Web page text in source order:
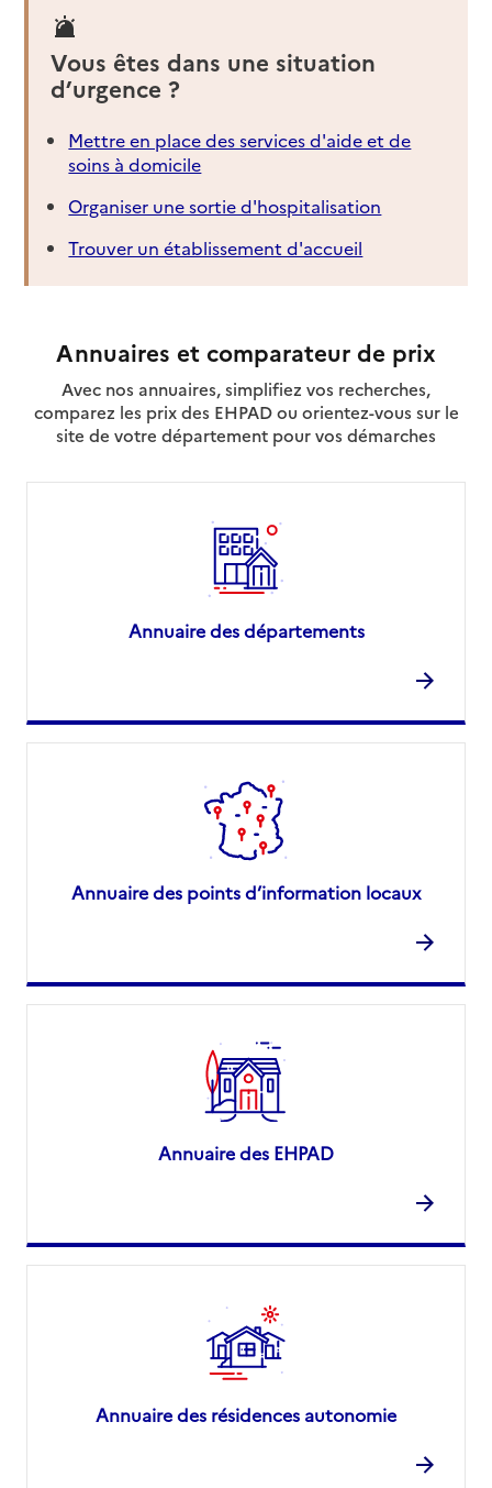
Vous êtes dans une situation
d’urgence ?
Mettre en place des services d'aide et de
soins à domicile
Organiser une sortie d'hospitalisation
Trouver un établissement d'accueil
Annuaires et comparateur de prix
Avec nos annuaires, simplifiez vos recherches,
comparez les prix des EHPAD ou orientez-vous sur le
site de votre département pour vos démarches
Annuaire des départements
Annuaire des points d’information locaux
Annuaire des EHPAD
Annuaire des résidences autonomie